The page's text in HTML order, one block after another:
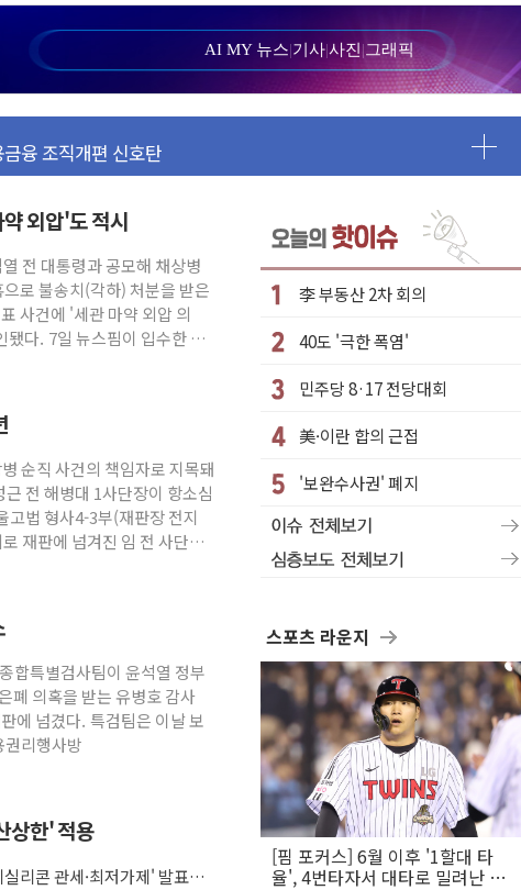
AI MY 뉴스|기사|사진 |그래픽
홈플러스 담아달라" 호소
융 조직개편 신호탄
속 기소
두 배 넘어
"예측범위 벗어나도 즉시대응"
기상 기술 개발
혜 기대"
용직 추락 사망
하는 것이 부동산 정상화"
화
' 사상 최대
그램 성료
송치
외압'도 적시
전 대통령과 공모해 채상병
로 불송치(각하) 처분을 받은
사건에 '세관 마약 외압 의
됐다. 7일 뉴스핌이 입수한 경
순직 사건의 책임자로 지목돼
전 해병대 1사단장이 항소심
고법 형사4-3부(재판장 전지
재판에 넘겨진 임 전 사단장
합특별검사팀이 윤석열 정부
폐 의혹을 받는 유병호 감사
에 넘겼다. 특검팀은 이날 보
리행사방
상한' 적용
리콘 관세·최저가제' 발표에
李 부동산 2차 회의
40도 '극한 폭염'
민주당 8·17 전당대회
美·이란 합의 근접
'보완수사권' 폐지
스포츠 라운지
[핌 포커스] 6월 이후 '1할대 타
율', 4번타자서 대타로 밀려난 LG